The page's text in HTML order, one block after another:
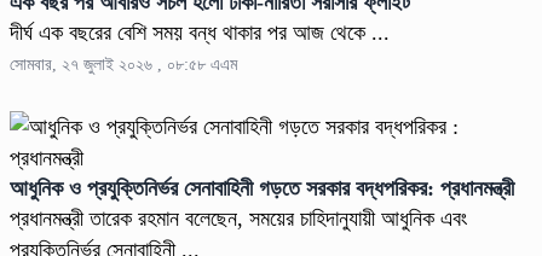
দীর্ঘ এক বছরের বেশি সময় বন্ধ থাকার পর আজ থেকে ...
সোমবার, ২৭ জুলাই ২০২৬ , ০৮:৫৮ এএম
আধুনিক ও প্রযুক্তিনির্ভর সেনাবাহিনী গড়তে সরকার বদ্ধপরিকর: প্রধানমন্ত্রী
প্রধানমন্ত্রী তারেক রহমান বলেছেন, সময়ের চাহিদানুযায়ী আধুনিক এবং
প্রযুক্তিনির্ভর সেনাবাহিনী ...